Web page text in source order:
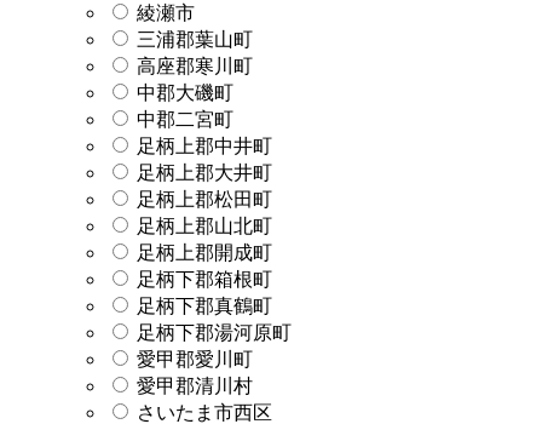
綾瀬市
三浦郡葉山町
高座郡寒川町
中郡大磯町
中郡二宮町
足柄上郡中井町
足柄上郡大井町
足柄上郡松田町
足柄上郡山北町
足柄上郡開成町
足柄下郡箱根町
足柄下郡真鶴町
足柄下郡湯河原町
愛甲郡愛川町
愛甲郡清川村
さいたま市西区